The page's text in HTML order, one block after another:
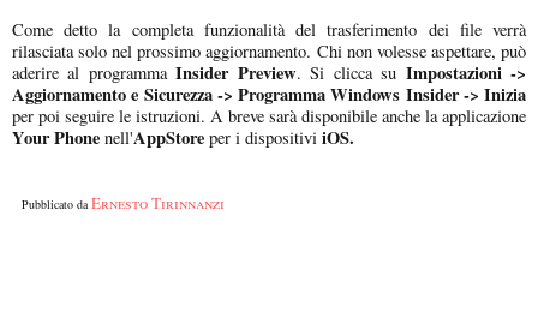
Come detto la completa funzionalità del trasferimento dei file verrà
rilasciata solo nel prossimo aggiornamento. Chi non volesse aspettare, può
aderire al programmaInsider Preview. Si clicca su Impostazioni ->
Aggiornamento e Sicurezza -> Programma Windows Insider -> Inizia
per poi seguire le istruzioni. A breve sarà disponibile anche la applicazione
Your Phone nell'AppStore per i dispositivi iOS.
Pubblicato daErnesto Tirinnanzi